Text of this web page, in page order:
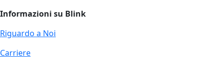
Informazioni su Blink
Riguardo a Noi
Carriere